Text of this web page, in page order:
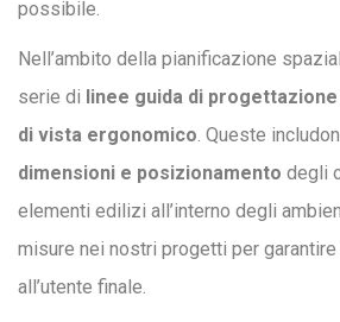
possibile.
Nell’ambito della pianificazione
serie di linee guida di
di vista ergonomico. Queste
dimensioni e posizionamento degli
elementi edilizi all’interno degli
misure nei nostri progetti per
all’utente finale.